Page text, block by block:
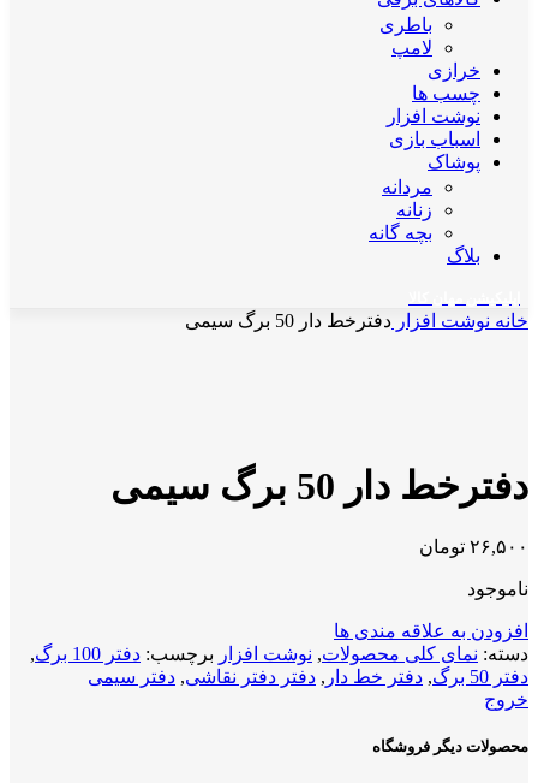
باطری
لامپ
خرازی
چسب ها
نوشت افزار
اسباب بازی
پوشاک
مردانه
زنانه
بچه گانه
بلاگ
خانه نوشت افزار دفترخط دار 50 برگ سیمی
دفترخط دار 50 برگ سیمی
۲۶,۵۰۰ تومان
ناموجود
افزودن به علاقه مندی ها
دسته: نمای کلی محصولات, نوشت افزار برچسب: دفتر 100 برگ
,
دفتر 50 برگ
, دفتر خط دار , دفتر دفتر نقاشی, دفتر سیمی
خروج
محصولات دیگر فروشگاه